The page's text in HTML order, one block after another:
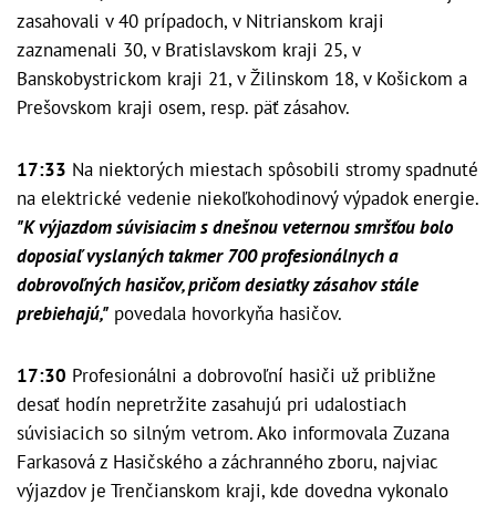
zasahovali v 40 prípadoch, v Nitrianskom kraji
zaznamenali 30, v Bratislavskom kraji 25, v
Banskobystrickom kraji 21, v Žilinskom 18, v Košickom a
Prešovskom kraji osem, resp. päť zásahov.
17:33 Na niektorých miestach spôsobili stromy spadnuté
na elektrické vedenie niekoľkohodinový výpadok energie.
"K výjazdom súvisiacim s dnešnou veternou smršťou bolo
doposiaľ vyslaných takmer 700 profesionálnych a
dobrovoľných hasičov, pričom desiatky zásahov stále
prebiehajú," povedala hovorkyňa hasičov.
17:30 Profesionálni a dobrovoľní hasiči už približne
desať hodín nepretržite zasahujú pri udalostiach
súvisiacich so silným vetrom. Ako informovala Zuzana
Farkasová z Hasičského a záchranného zboru, najviac
výjazdov je Trenčianskom kraji, kde dovedna vykonalo